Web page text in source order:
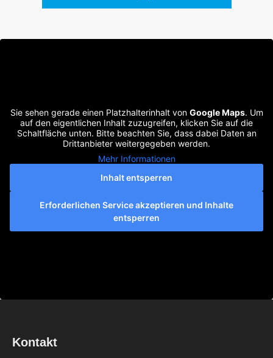
Sie sehen gerade einen Platzhalterinhalt von Google Maps. Um
auf den eigentlichen Inhalt zuzugreifen, klicken Sie auf die
Schaltfläche unten. Bitte beachten Sie, dass dabei Daten an
Drittanbieter weitergegeben werden.
Mehr Informationen
Inhalt entsperren
Erforderlichen Service akzeptieren und Inhalte
entsperren
Kontakt